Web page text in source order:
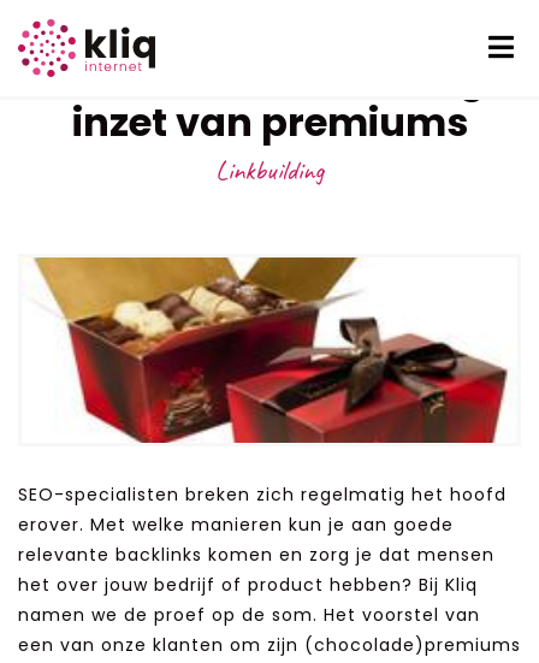
Effectieve linkbuilding:
inzet van premiums
Linkbuilding
SEO-specialisten breken zich regelmatig het hoofd
erover. Met welke manieren kun je aan goede
relevante backlinks komen en zorg je dat mensen
het over jouw bedrijf of product hebben? Bij Kliq
namen we de proef op de som. Het voorstel van
een van onze klanten om zijn (chocolade)premiums